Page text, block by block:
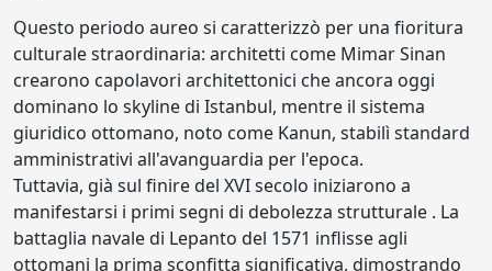
Questo periodo aureo si caratterizzò per una fioritura
culturale straordinaria: architetti come Mimar Sinan
crearono capolavori architettonici che ancora oggi
dominano lo skyline di Istanbul, mentre il sistema
giuridico ottomano, noto come Kanun, stabilì standard
amministrativi all'avanguardia per l'epoca.
Tuttavia, già sul finire del XVI secolo iniziarono a
manifestarsi i primi segni di debolezza strutturale . La
battaglia navale di Lepanto del 1571 inflisse agli
ottomani la prima sconfitta significativa, dimostrando